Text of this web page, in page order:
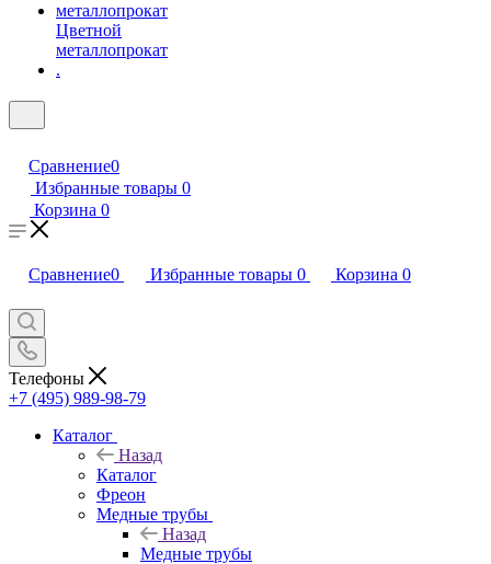
Цветной
металлопрокат
.
Сравнение0
Избранные товары 0
Корзина 0
Сравнение0 Избранные товары 0 Корзина 0
Телефоны
+7 (495) 989-98-79
Каталог
Назад
Каталог
Фреон
Медные трубы
Назад
Медные трубы